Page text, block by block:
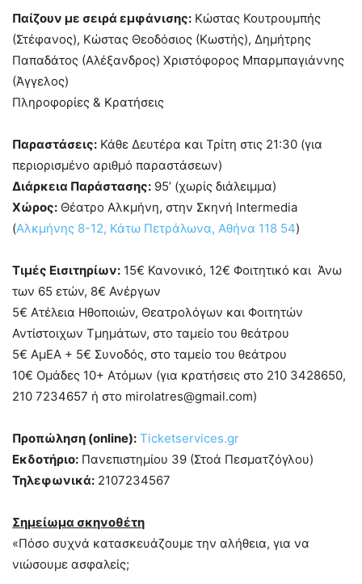
Παίζουν με σειρά εμφάνισης: Κώστας Κουτρουμπής
(Στέφανος), Κώστας Θεοδόσιος (Κωστής), Δημήτρης
Παπαδάτος (Αλέξανδρος) Χριστόφορος Μπαρμπαγιάννης
(Άγγελος)
Πληροφορίες & Κρατήσεις
Παραστάσεις: Κάθε Δευτέρα και Τρίτη στις 21:30 (για
περιορισμένο αριθμό παραστάσεων)
Διάρκεια Παράστασης: 95’ (χωρίς διάλειμμα)
Χώρος: Θέατρο Αλκμήνη, στην Σκηνή Intermedia
(Αλκμήνης 8-12, Κάτω Πετράλωνα, Αθήνα 118 54)
Τιμές Εισιτηρίων: 15€ Κανονικό, 12€ Φοιτητικό και Άνω
των 65 ετών, 8€ Ανέργων
5€ Ατέλεια Ηθοποιών, Θεατρολόγων και Φοιτητών
Αντίστοιχων Τμημάτων, στο ταμείο του θεάτρου
5€ ΑμΕΑ + 5€ Συνοδός, στο ταμείο του θεάτρου
10€ Ομάδες 10+ Ατόμων (για κρατήσεις στο 210 3428650,
210 7234657 ή στο mirolatres@gmail.com)
Προπώληση (online): Ticketservices.gr
Εκδοτήριο: Πανεπιστημίου 39 (Στοά Πεσματζόγλου)
Τηλεφωνικά: 2107234567
Σημείωμα σκηνοθέτη
«Πόσο συχνά κατασκευάζουμε την αλήθεια, για να
νιώσουμε ασφαλείς;